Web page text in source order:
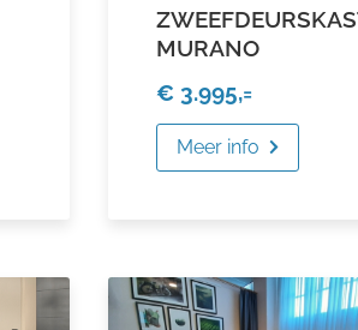
MURANO
€ 3.995,=
Meer info